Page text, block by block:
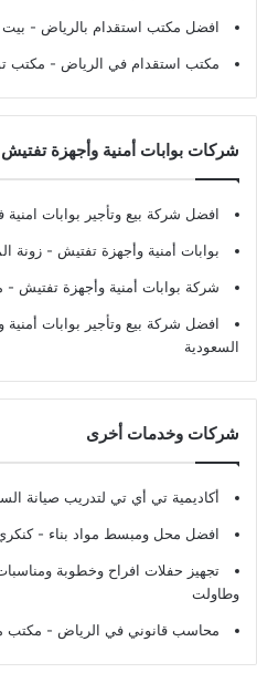
افضل مكتب استقدام بالرياض - بيت
مكتب استقدام في الرياض - مكتب
شركات بوابات أمنية وأجهزة تفتيش
افضل شركة بيع وتأجير بوابات
بوابات أمنية وأجهزة تفتيش - زونة
شركة بوابات أمنية وأجهزة تفتيش -
افضل شركة بيع وتأجير بوابات
السعودية
شركات وخدمات أخرى
أكاديمية تي أي تي لتدريب صيانة
افضل محل ومبسط مواد بناء -
تجهيز حفلات افراح وخطوبة
وطاولت
محاسب قانوني في الرياض - مكتب